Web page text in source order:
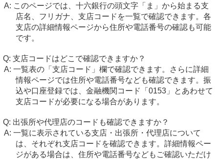
このページでは、十六銀行の頭文字「ま」から始まる支
店名、フリガナ、支店コードを一覧で確認できます。各
支店の詳細情報ページから住所や電話番号の確認も可能
です。
支店コードはどこで確認できますか？
一覧表の「支店コード」欄で確認できます。さらに詳細
情報ページでは住所や電話番号なども確認できます。振
込や口座登録では、金融機関コード「0153」とあわせて
支店コードが必要になる場合があります。
出張所や代理店のコードも確認できますか？
一覧に表示されている支店・出張所・代理店について
は、それぞれ支店コードを確認できます。詳細情報ペー
ジがある場合は、住所や電話番号などもご確認いただけ